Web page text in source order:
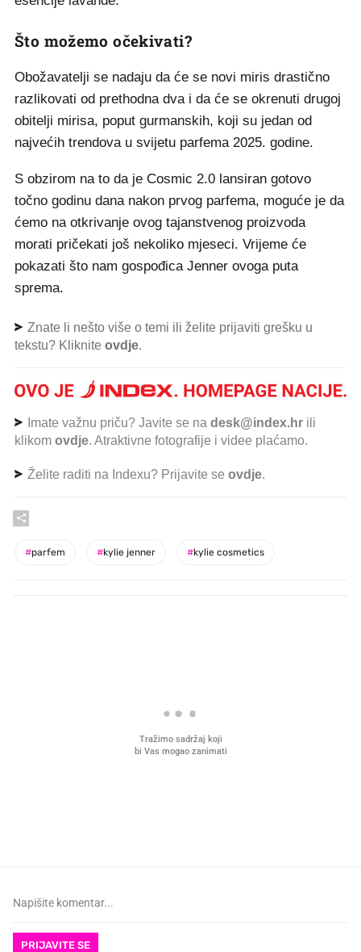
Što možemo očekivati?
Obožavatelji se nadaju da će se novi miris drastično
razlikovati od prethodna dva i da će se okrenuti drugoj
obitelji mirisa, poput gurmanskih, koji su jedan od
najvećih trendova u svijetu parfema 2025. godine.
S obzirom na to da je Cosmic 2.0 lansiran gotovo
točno godinu dana nakon prvog parfema, moguće je da
ćemo na otkrivanje ovog tajanstvenog proizvoda
morati pričekati još nekoliko mjeseci. Vrijeme će
pokazati što nam gospođica Jenner ovoga puta
sprema.
Znate li nešto više o temi ili želite prijaviti grešku u
tekstu? Kliknite ovdje.
Imate važnu priču? Javite se na desk@index.hr ili
klikom ovdje. Atraktivne fotografije i videe plaćamo.
Želite raditi na Indexu? Prijavite se ovdje.
#parfem #kylie jenner #kylie cosmetics
PRIJAVITE SE